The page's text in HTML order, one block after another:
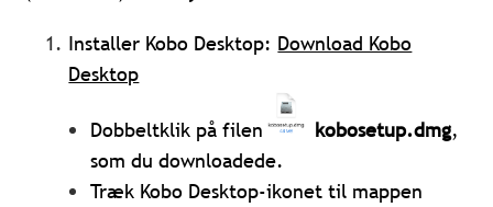
Installer Kobo Desktop: Download Kobo
Desktop
Dobbeltklik på filen kobosetup.dmg,
som du downloadede.
Træk Kobo Desktop-ikonet til mappen